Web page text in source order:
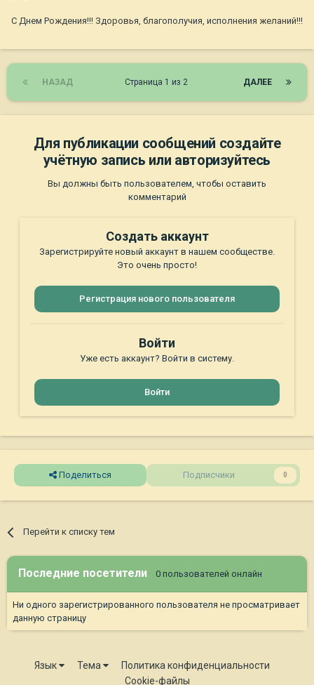
С Днем Рождения!!! Здоровья, благополучия, исполнения желаний!!!
НАЗАД ДАЛЕЕ
Страница 1 из 2
Для публикации сообщений создайте
учётную запись или авторизуйтесь
Вы должны быть пользователем, чтобы оставить
комментарий
Создать аккаунт
Зарегистрируйте новый аккаунт в нашем сообществе.
Это очень просто!
Регистрация нового пользователя
Войти
Уже есть аккаунт? Войти в систему.
Войти
Поделиться Подписчики 0
Перейти к списку тем
Последние посетители 0 пользователей онлайн
Ни одного зарегистрированного пользователя не просматривает
данную страницу
Язык Тема
Политика конфиденциальности
Cookie-файлы